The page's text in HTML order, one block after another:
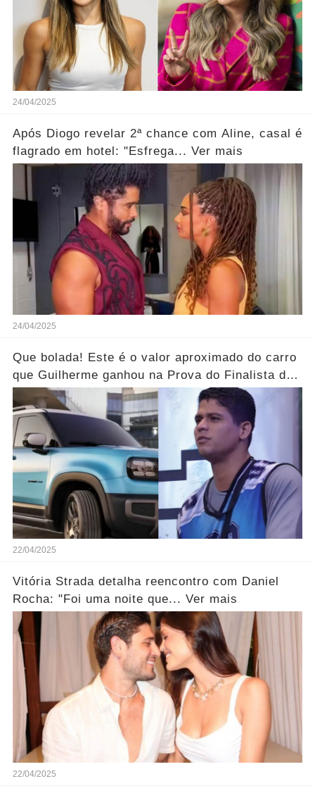
24/04/2025
Após Diogo revelar 2ª chance com Aline, casal é
flagrado em hotel: "Esfrega... Ver mais
24/04/2025
Que bolada! Este é o valor aproximado do carro
que Guilherme ganhou na Prova do Finalista do
BBB25...Ver mais
22/04/2025
Vitória Strada detalha reencontro com Daniel
Rocha: "Foi uma noite que... Ver mais
22/04/2025